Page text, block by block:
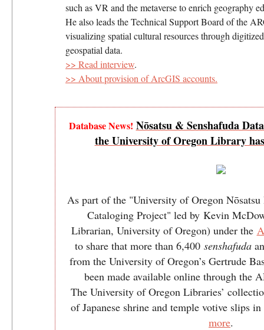
such as VR and the metaverse to enrich geography
He also leads the Technical Support Board of the
visualizing spatial cultural resources through
geospatial data.
>> Read interview.
>> About provision of ArcGIS accounts.
Database News! Nōsatsu & Senshafuda
the University of Oregon Library
As part of the "University of Oregon
Cataloging Project" led by Kevin
Librarian, University of Oregon) under the
to share that more than 6,400 senshafuda
from the University of Oregon’s Gertrude
been made available online through the
The University of Oregon Libraries’
of Japanese shrine and temple votive slips
more.